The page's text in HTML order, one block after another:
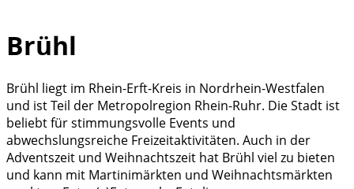
Brühl
Brühl liegt im Rhein-Erft-Kreis in Nordrhein-Westfalen
und ist Teil der Metropolregion Rhein-Ruhr. Die Stadt ist
beliebt für stimmungsvolle Events und
abwechslungsreiche Freizeitaktivitäten. Auch in der
Adventszeit und Weihnachtszeit hat Brühl viel zu bieten
und kann mit Martinimärkten und Weihnachtsmärkten